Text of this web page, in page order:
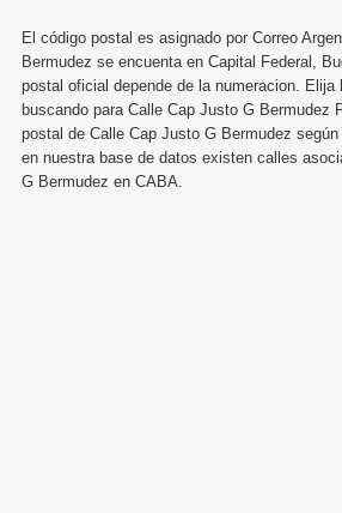
El código postal es asignado por Correo
Bermudez se encuenta en Capital Federal,
postal oficial depende de la numeracion. Elija
buscando para Calle Cap Justo G Bermudez
postal de Calle Cap Justo G Bermudez
en nuestra base de datos existen calles
G Bermudez en CABA.